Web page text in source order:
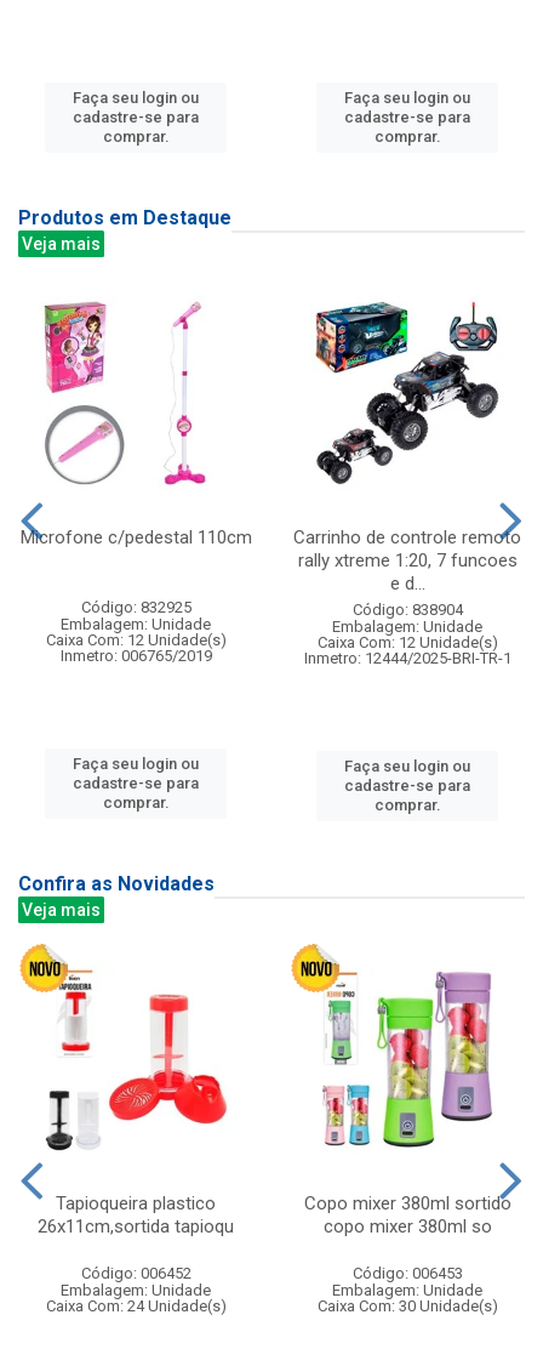
Faça seu login ou
cadastre-se para
comprar.
Faça seu login ou
cadastre-se para
comprar.
Produtos em Destaque
Veja mais
Microfone c/pedestal 110cm
Código: 832925
Embalagem: Unidade
Caixa Com: 12 Unidade(s)
Inmetro: 006765/2019
Faça seu login ou
cadastre-se para
comprar.
Carrinho de controle remoto
rally xtreme 1:20, 7 funcoes
e d...
Código: 838904
Embalagem: Unidade
Caixa Com: 12 Unidade(s)
Inmetro: 12444/2025-BRI-TR-1
Faça seu login ou
cadastre-se para
comprar.
Confira as Novidades
Veja mais
Tapioqueira plastico
26x11cm,sortida tapioqu
Código: 006452
Embalagem: Unidade
Caixa Com: 24 Unidade(s)
Copo mixer 380ml sortido
copo mixer 380ml so
Código: 006453
Embalagem: Unidade
Caixa Com: 30 Unidade(s)